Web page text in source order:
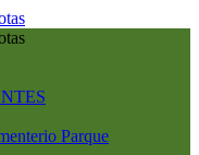
Parque